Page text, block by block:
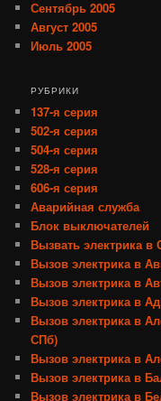
Сентябрь 2005
Август 2005
Июль 2005
РУБРИКИ
137-я серия
502-я серия
504-я серия
528-я серия
606-я серия
Аварийная служба
Блок выключателей
Вызвать электрика в
Вызов электрика в
Вызов электрика в
Вызов электрика в
Вызов электрика в
СПб)
Вызов электрика в
Вызов электрика в
Вызов электрика в